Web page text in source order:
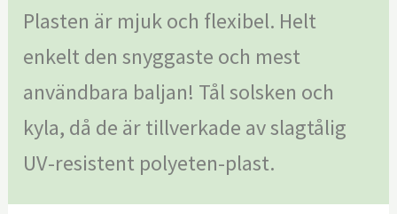
Plasten är mjuk och flexibel. Helt
enkelt den snyggaste och mest
användbara baljan! Tål solsken och
kyla, då de är tillverkade av slagtålig
UV-resistent polyeten-plast.